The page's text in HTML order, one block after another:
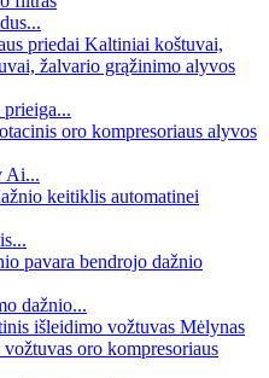
prieiga...
Ai...
dažnio...